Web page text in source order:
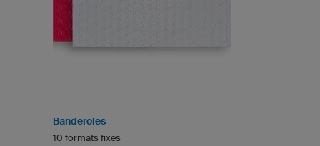
Banderoles
10 formats fixes